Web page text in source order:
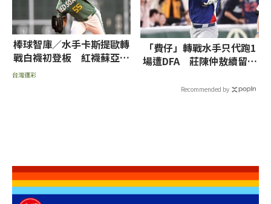
棒球智庫／水手卡斯提歐轉
戰白襪初登板 紅襪蘇亞雷
茲挨轟率低推薦讓分
台灣運彩
「費仔」轉戰水手只代跑1
場遭DFA 莊陳仲敖續留運
Recommended by